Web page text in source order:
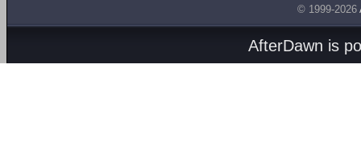
© 1999-2026
AfterDawn is